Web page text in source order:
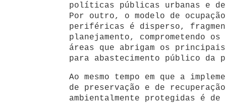
políticas públicas urbanas e
Por outro, o modelo de
periféricas é disperso,
planejamento, comprometendo
áreas que abrigam os principais
para abastecimento público da
Ao mesmo tempo em que a
de preservação e de
ambientalmente protegidas é de